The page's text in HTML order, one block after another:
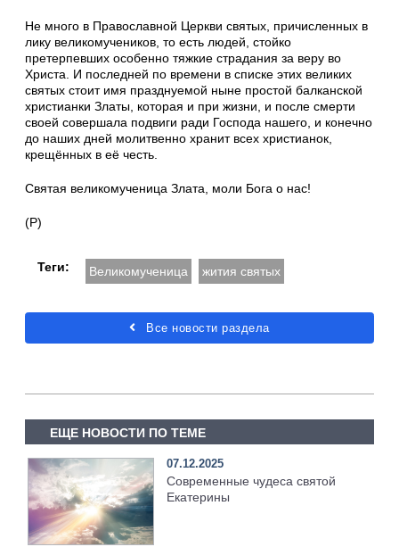
Не много в Православной Церкви святых, причисленных в
лику великомучеников, то есть людей, стойко
претерпевших особенно тяжкие страдания за веру во
Христа. И последней по времени в списке этих великих
святых стоит имя празднуемой ныне простой балканской
христианки Златы, которая и при жизни, и после смерти
своей совершала подвиги ради Господа нашего, и конечно
до наших дней молитвенно хранит всех христианок,
крещённых в её честь.
Святая великомученица Злата, моли Бога о нас!
(Р)
Теги: Великомученица жития святых
Все новости раздела
ЕЩЕ НОВОСТИ ПО ТЕМЕ
07.12.2025
Современные чудеса святой
Екатерины